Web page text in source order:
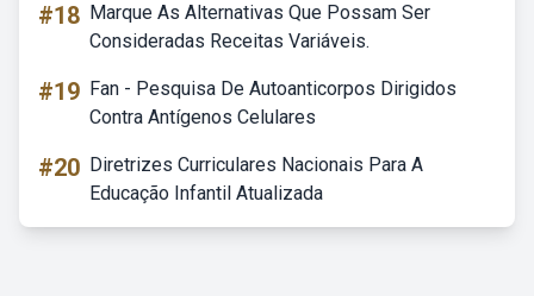
#18 Marque As Alternativas Que Possam Ser
Consideradas Receitas Variáveis.
#19 Fan - Pesquisa De Autoanticorpos Dirigidos
Contra Antígenos Celulares
#20 Diretrizes Curriculares Nacionais Para A
Educação Infantil Atualizada